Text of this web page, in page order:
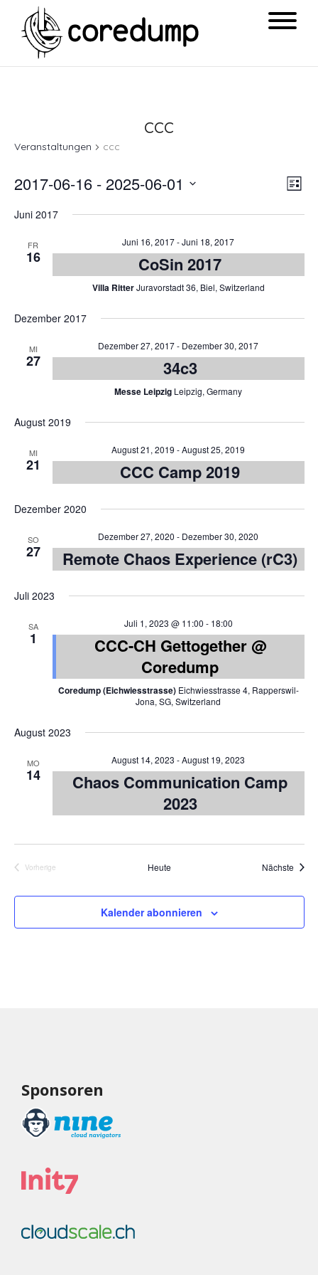
ccc
Veranstaltungen ccc
2017-06-16 - 2025-06-01
Juni 2017
FR
16
Juni 16, 2017-Juni 18, 2017
CoSin 2017
Villa RitterJuravorstadt 36, Biel, Switzerland
Dezember 2017
MI
27
Dezember 27, 2017- Dezember 30, 2017
34c3
Messe Leipzig Leipzig, Germany
August 2019
MI
21
August 21, 2019 -August 25, 2019
CCC Camp 2019
Dezember 2020
SO
27
Dezember 27, 2020 - Dezember 30, 2020
Remote Chaos Experience (rC3)
Juli 2023
SA
1
Juli 1, 2023 @ 11:00 - 18:00
CCC-CH Gettogether @
Coredump
Coredump (Eichwiesstrasse) Eichwiesstrasse 4, Rapperswil-
Jona, SG, Switzerland
August 2023
MO
14
August 14, 2023 -August 19, 2023
Chaos Communication Camp
2023
Vorherige
Heute Nächste
Kalender abonnieren
Sponsoren